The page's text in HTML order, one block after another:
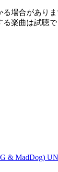
場合がありま
楽曲は試聴で
& MadDog)